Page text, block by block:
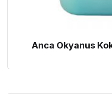
Anca Okyanus